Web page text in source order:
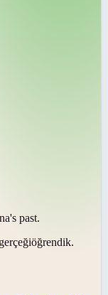
past.
gerçeğiöğrendik.